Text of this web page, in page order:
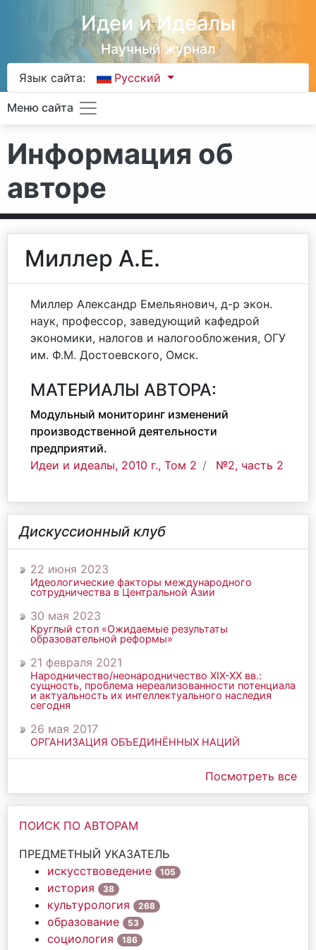
Идеи и Идеалы
Научный журнал
Язык сайта: Русский
Меню сайта
Информация об
авторе
Миллер А.Е.
Миллер Александр Емельянович, д-р экон.
наук, профессор, заведующий кафедрой
экономики, налогов и налогообложения, ОГУ
им. Ф.М. Достоевского, Омск.
МАТЕРИАЛЫ АВТОРА:
Модульный мониторинг изменений
производственной деятельности
предприятий.
Идеи и идеалы, 2010 г., Том 2
№2, часть 2
Дискуссионный клуб
22 июня 2023
Идеологические факторы международного
сотрудничества в Центральной Азии
30 мая 2023
Круглый стол «Ожидаемые результаты
образовательной реформы»
21 февраля 2021
Народничество/неонародничество ХIХ-ХХ вв.:
сущность, проблема нереализованности потенциала
и актуальность их интеллектуального наследия
сегодня
26 мая 2017
ОРГАНИЗАЦИЯ ОБЪЕДИНЁННЫХ НАЦИЙ
Посмотреть все
ПОИСК ПО АВТОРАМ
ПРЕДМЕТНЫЙ УКАЗАТЕЛЬ
искусствоведение
105
история 38
культурология 268
образование 53
социология 186